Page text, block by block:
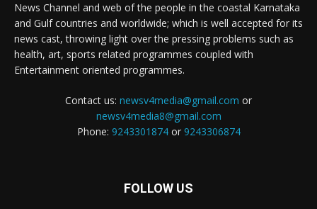
News Channel and web of the people in the coastal Karnataka
and Gulf countries and worldwide; which is well accepted for its
news cast, throwing light over the pressing problems such as
health, art, sports related programmes coupled with
Entertainment oriented programmes.
Contact us: newsv4media@gmail.com or
newsv4media8@gmail.com
Phone: 9243301874or 9243306874
FOLLOW US